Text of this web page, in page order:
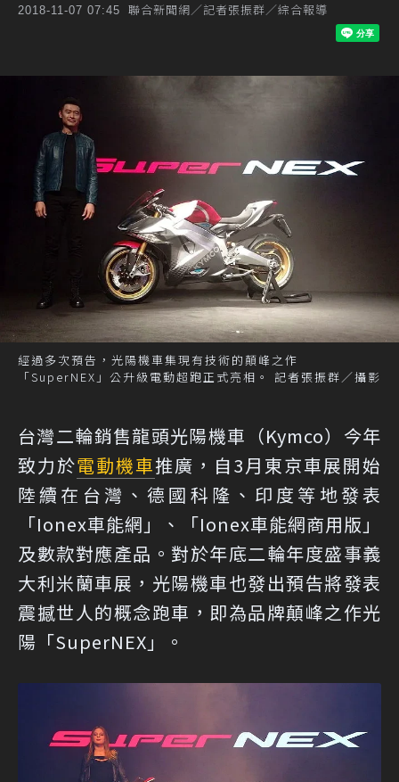
2018-11-07 07:45 聯合新聞網／記者張振群／綜合報導
經過多次預告，光陽機車集現有技術的顛峰之作
「SuperNEX」公升級電動超跑正式亮相。 記者張振群／攝影
台灣二輪銷售龍頭光陽機車（Kymco）今年
致力於電動機車推廣，自3月東京車展開始
陸續在台灣、德國科隆、印度等地發表
「Ionex車能網」、「Ionex車能網商用版」
及數款對應產品。對於年底二輪年度盛事義
大利米蘭車展，光陽機車也發出預告將發表
震撼世人的概念跑車，即為品牌顛峰之作光
陽「SuperNEX」。